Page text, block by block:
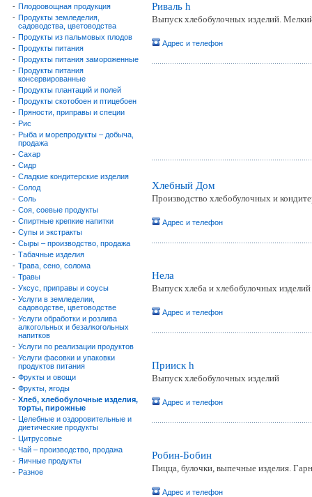
- Плодоовощная продукция
- Продукты земледелия,
садоводства, цветоводства
- Продукты из пальмовых плодов
- Продукты питания
- Продукты питания замороженные
- Продукты питания
консервированные
- Продукты плантаций и полей
- Продукты скотобоен и птицебоен
- Пряности, приправы и специи
- Рис
- Рыба и морепродукты – добыча,
продажа
- Сахар
- Сидр
- Сладкие кондитерские изделия
- Солод
- Соль
- Соя, соевые продукты
- Спиртные крепкие напитки
- Супы и экстракты
- Сыры – производство, продажа
- Табачные изделия
- Трава, сено, солома
- Травы
- Уксус, приправы и соусы
- Услуги в земледелии,
садоводстве, цветоводстве
- Услуги обработки и розлива
алкогольных и безалкогольных
напитков
- Услуги по реализации продуктов
- Услуги фасовки и упаковки
продуктов питания
- Фрукты и овощи
- Фрукты, ягоды
- Хлеб, хлебобулочные изделия,
торты, пирожные
- Целебные и оздоровительные и
диетические продукты
- Цитрусовые
- Чай – производство, продажа
- Яичные продукты
- Разное
Риваль h
Выпуск хлебобулочных изделий.
Адрес и телефон
Хлебный Дом
Производство хлебобулочных и
Адрес и телефон
Нела
Выпуск хлеба и хлебобулочных изделий
Адрес и телефон
Прииск h
Выпуск хлебобулочных изделий
Адрес и телефон
Робин-Бобин
Пицца, булочки, выпечные изделия.
Адрес и телефон